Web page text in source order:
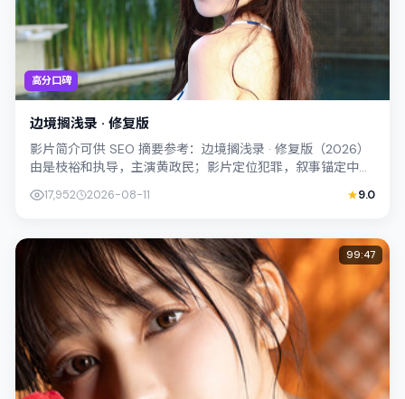
高分口碑
边境搁浅录 · 修复版
影片简介可供 SEO 摘要参考：边境搁浅录 · 修复版（2026）
由是枝裕和执导，主演黄政民；影片定位犯罪，叙事锚定中国
17,952 2026-08-11 9.0
99:47